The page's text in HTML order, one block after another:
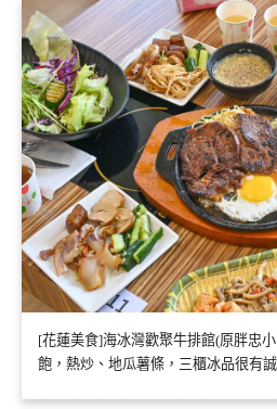
[花蓮美食]海冰灣歡聚牛排館(原胖忠
飽，熱炒、地瓜薯條，三櫃冰品很有